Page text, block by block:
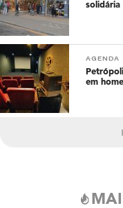
solidária
AGENDA
em